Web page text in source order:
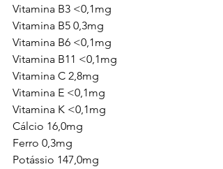
Vitamina B3 <0,1mg
Vitamina B5 0,3mg
Vitamina B6 <0,1mg
Vitamina B11 <0,1mg
Vitamina C 2,8mg
Vitamina E <0,1mg
Vitamina K <0,1mg
Cálcio 16,0mg
Ferro 0,3mg
Potássio 147,0mg